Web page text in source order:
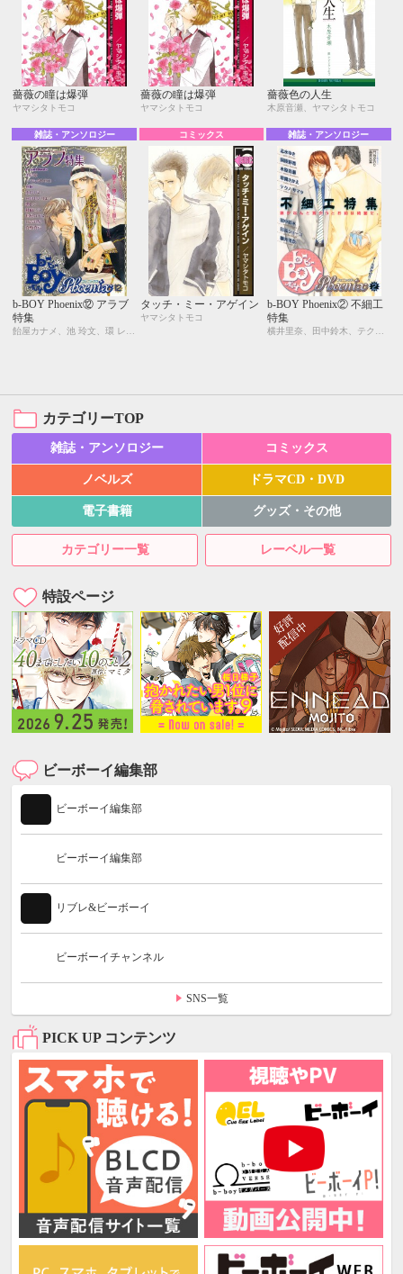
薔薇の瞳は爆弾
ヤマシタトモコ
薔薇の瞳は爆弾
ヤマシタトモコ
薔薇色の人生
木原音瀬、ヤマシタトモコ
雑誌・アンソロジー
b-BOY Phoenix⑫ アラブ
特集
コミックス
タッチ・ミー・アゲイン
ヤマシタトモコ
雑誌・アンソロジー
b-BOY Phoenix② 不細工
特集
カテゴリーTOP
雑誌・アンソロジー コミックス
ノベルズ ドラマCD・DVD
電子書籍 グッズ・その他
カテゴリー一覧 レーベル一覧
特設ページ
ビーボーイ編集部
ビーボーイ編集部
ビーボーイ編集部
リブレ&ビーボーイ
ビーボーイチャンネル
SNS一覧
PICK UP コンテンツ